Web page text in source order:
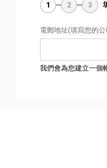
1 2 3
電郵地址(填寫您的
我們會為您建立一個